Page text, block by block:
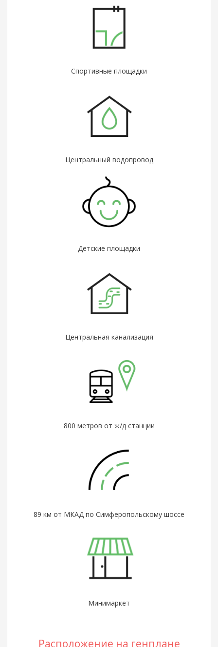
Спортивные площадки
Центральный водопровод
Детские площадки
Центральная канализация
800 метров от ж/д станции
89 км от МКАД по Симферопольскому шоссе
Минимаркет
Расположение на генплане